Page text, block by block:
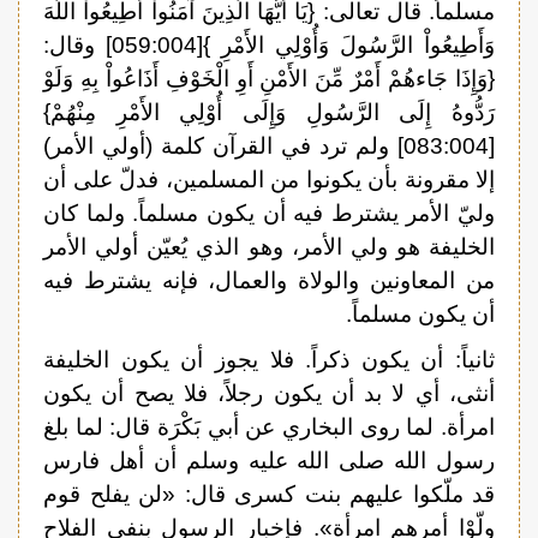
مسلماً. قال تعالى: {يَا أَيُّهَا الَّذِينَ آمَنُواْ أَطِيعُواْ اللّهَ
وَأَطِيعُواْ الرَّسُولَ وَأُوْلِي الأَمْرِ }[059:004] وقال:
{وَإِذَا جَاءهُمْ أَمْرٌ مِّنَ الأَمْنِ أَوِ الْخَوْفِ أَذَاعُواْ بِهِ وَلَوْ
رَدُّوهُ إِلَى الرَّسُولِ وَإِلَى أُوْلِي الأَمْرِ مِنْهُمْ}
[083:004] ولم ترد في القرآن كلمة (أولي الأمر)
إلا مقرونة بأن يكونوا من المسلمين، فدلّ على أن
وليّ الأمر يشترط فيه أن يكون مسلماً. ولما كان
الخليفة هو ولي الأمر، وهو الذي يُعيّن أولي الأمر
من المعاونين والولاة والعمال، فإنه يشترط فيه
أن يكون مسلماً.
ثانياً: أن يكون ذكراً. فلا يجوز أن يكون الخليفة
أنثى، أي لا بد أن يكون رجلاً، فلا يصح أن يكون
امرأة. لما روى البخاري عن أبي بَكْرَة قال: لما بلغ
رسول الله صلى الله عليه وسلم أن أهل فارس
قد ملّكوا عليهم بنت كسرى قال: «لن يفلح قوم
ولّوْا أمرهم امرأة». فإخبار الرسول بنفي الفلاح